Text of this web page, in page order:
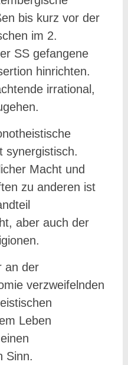
bis kurz vor der
im 2.
SS gefangene
hinrichten.
irrational,
synergistisch.
Macht und
zu anderen ist
aber auch der
an der
verzweifelnden
Leben
Sinn.